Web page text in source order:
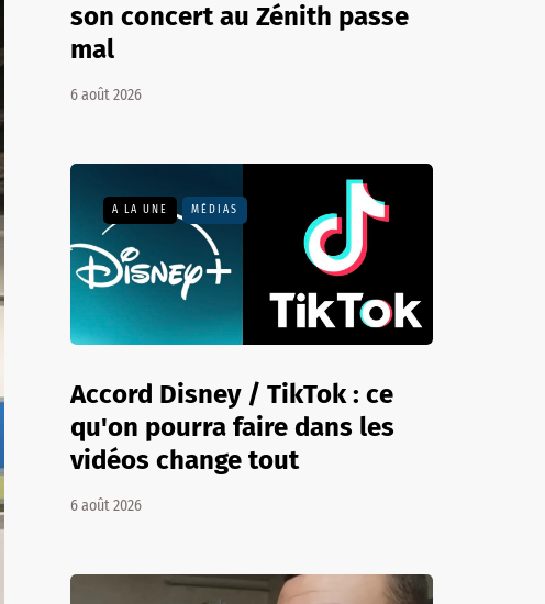
son concert au Zénith passe
mal
6 août 2026
A LA UNE MÉDIAS
Accord Disney / TikTok : ce
qu'on pourra faire dans les
vidéos change tout
6 août 2026